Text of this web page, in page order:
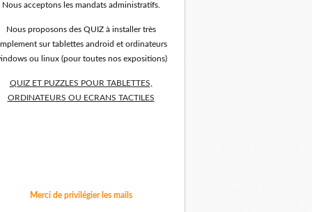
Nous acceptons les mandats administratifs.
Nous proposons des QUIZ à installer très
sur tablettes android et ordinateurs
ou linux (pour toutes nos expositions)
QUIZ ET PUZZLES POUR TABLETTES,
ORDINATEURS OU ECRANS TACTILES
Merci de privilégier les mails